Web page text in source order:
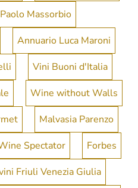
Massorbio
Annuario Luca Maroni
Vini Buoni d'Italia
Wine without Walls
Malvasia Parenzo
Spectator
Forbes
Friuli Venezia Giulia